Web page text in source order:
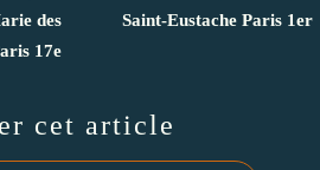
des
17e
Saint-Eustache Paris 1er
cet article